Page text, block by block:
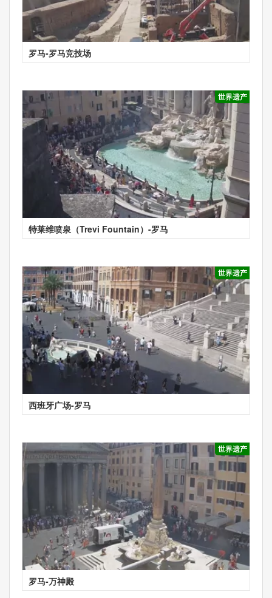
罗马-罗马竞技场
世界遗产
特莱维喷泉（Trevi Fountain）-罗马
世界遗产
西班牙广场-罗马
世界遗产
罗马-万神殿